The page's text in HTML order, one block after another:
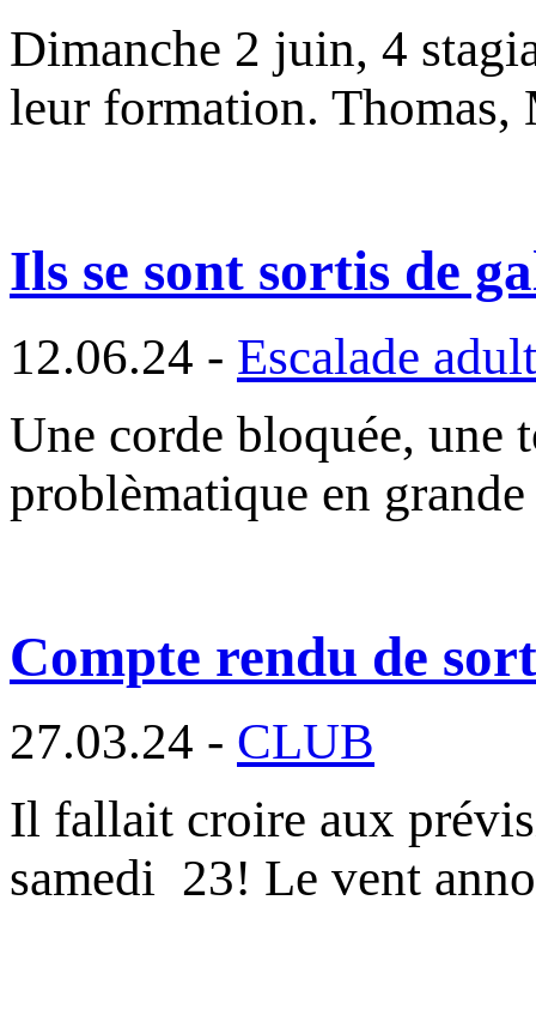
Dimanche 2 juin, 4
leur formation.
Ils se sont sortis de
12.06.24 - Escalade
Une corde bloquée, une
problèmatique en
Compte rendu de
27.03.24 - CLUB
Il fallait croire aux
samedi 23! Le vent